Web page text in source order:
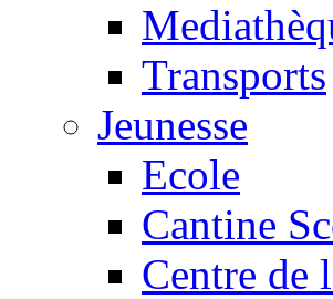
Transports
Jeunesse
Ecole
Cantine
Centre de